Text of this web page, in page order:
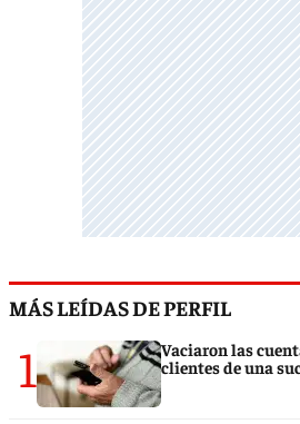
MÁS LEÍDAS DE PERFIL
1
Vaciaron las
clientes de una